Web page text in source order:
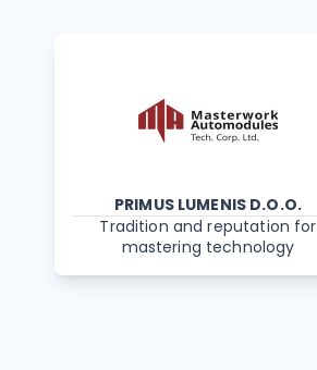
PRIMUS LUMENIS D.O.O.
Tradition and reputation for
mastering technology